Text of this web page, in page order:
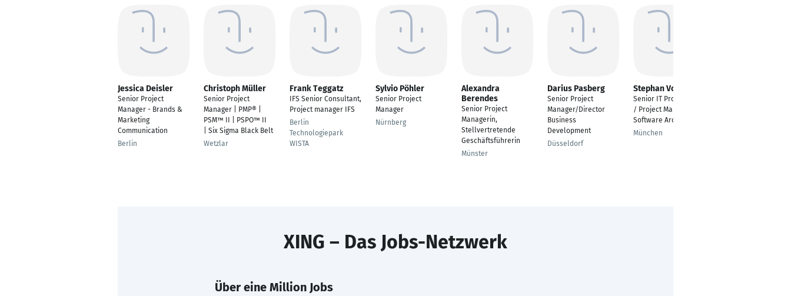
Jessica Deisler
Senior Project
Manager - Brands &
Marketing
Communication
Berlin
Christoph Müller
Senior Project
Manager | PMP® |
PSM™ II | PSPO™ II
| Six Sigma Black Belt
Wetzlar
Frank Teggatz
IFS Senior Consultant,
Project manager IFS
Berlin
Technologiepark
WISTA
Sylvio Pöhler
Senior Project
Manager
Nürnberg
Alexandra
Berendes
Senior Project
Managerin,
Stellvertretende
Geschäftsführerin
Münster
Darius Pasberg
Senior Project
Manager/Director
Business
Development
Düsseldorf
Stephan Voigt
Senior IT Professional
/ Project Manager /
Software Architect
München
XING – Das Jobs-Netzwerk
Über eine Million Jobs